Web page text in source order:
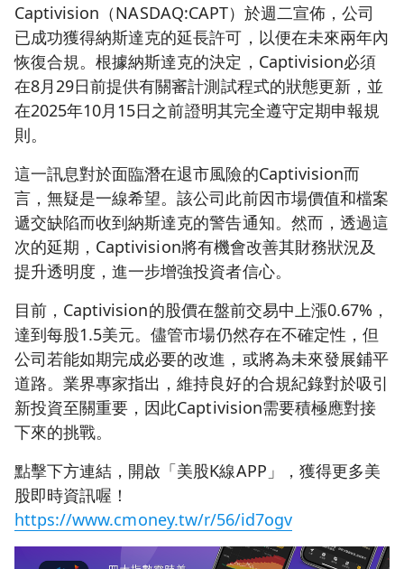
Captivision（NASDAQ:CAPT）於週二宣佈，公司
已成功獲得納斯達克的延長許可，以便在未來兩年內
恢復合規。根據納斯達克的決定，Captivision必須
在8月29日前提供有關審計測試程式的狀態更新，並
在2025年10月15日之前證明其完全遵守定期申報規
則。
這一訊息對於面臨潛在退市風險的Captivision而
言，無疑是一線希望。該公司此前因市場價值和檔案
遞交缺陷而收到納斯達克的警告通知。然而，透過這
次的延期，Captivision將有機會改善其財務狀況及
提升透明度，進一步增強投資者信心。
目前，Captivision的股價在盤前交易中上漲0.67%，
達到每股1.5美元。儘管市場仍然存在不確定性，但
公司若能如期完成必要的改進，或將為未來發展鋪平
道路。業界專家指出，維持良好的合規紀錄對於吸引
新投資至關重要，因此Captivision需要積極應對接
下來的挑戰。
點擊下方連結，開啟「美股K線APP」，獲得更多美
股即時資訊喔！
https://www.cmoney.tw/r/56/id7ogv